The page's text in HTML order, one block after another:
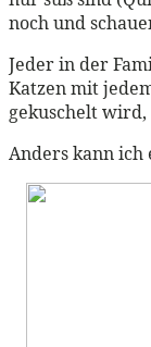
noch und
Jeder in der
Katzen mit
gekuschelt wird,
Anders kann ich